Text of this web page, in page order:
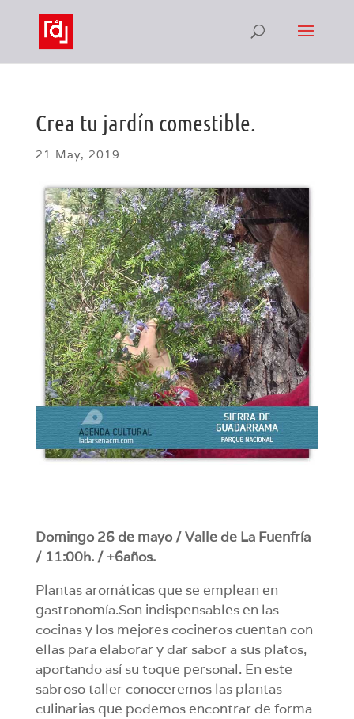
Crea tu jardín comestible.
21 May, 2019
Domingo 26 de mayo / Valle de La Fuenfría
/ 11:00h. / +6años.
Plantas aromáticas que se emplean en
gastronomía.Son indispensables en las
cocinas y los mejores cocineros cuentan con
ellas para elaborar y dar sabor a sus platos,
aportando así su toque personal. En este
sabroso taller conoceremos las plantas
culinarias que podemos encontrar de forma